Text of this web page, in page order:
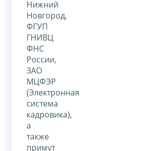
Нижний
Новгород,
ФГУП
ГНИВЦ
ФНС
России,
ЗАО
МЦФЭР
(Электронная
система
кадровика),
а
также
примут